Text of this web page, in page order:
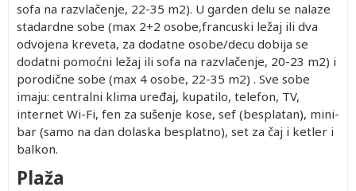
sofa na razvlačenje, 22-35 m2). U garden delu se nalaze
stadardne sobe (max 2+2 osobe,francuski ležaj ili dva
odvojena kreveta, za dodatne osobe/decu dobija se
dodatni pomoćni ležaj ili sofa na razvlačenje, 20-23 m2) i
porodične sobe (max 4 osobe, 22-35 m2) . Sve sobe
imaju: centralni klima uređaj, kupatilo, telefon, TV,
internet Wi-Fi, fen za sušenje kose, sef (besplatan), mini-
bar (samo na dan dolaska besplatno), set za čaj i ketler i
balkon.
Plaža